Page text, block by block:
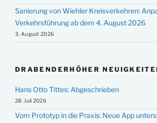
Sanierung von Wiehler Kreisverkehren:
Verkehrsführung ab dem 4. August 2026
3. August 2026
DRABENDERHÖHER
Hans Otto Tittes: Abgeschrieben
28. Juli 2026
Vom Prototyp in die Praxis: Neue App